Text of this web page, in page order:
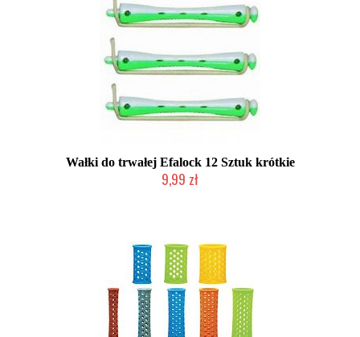
Wałki do trwałej Efalock 12 Sztuk krótkie
9,99 zł